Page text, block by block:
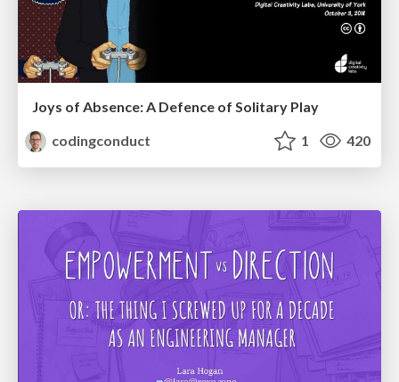
Joys of Absence: A Defence of Solitary Play
codingconduct
1 420